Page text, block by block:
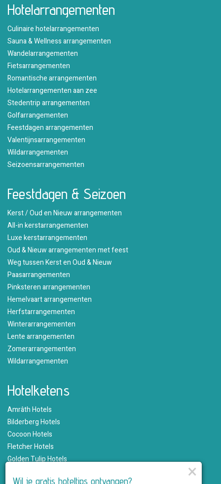
Hotelarrangementen
Culinaire hotelarrangementen
Sauna & Wellness arrangementen
Wandelarrangementen
Fietsarrangementen
Romantische arrangementen
Hotelarrangementen aan zee
Stedentrip arrangementen
Golfarrangementen
Feestdagen arrangementen
Valentijnsarrangementen
Wildarrangementen
Seizoensarrangementen
Feestdagen & Seizoen
Kerst / Oud en Nieuw arrangementen
All-in kerstarrangementen
Luxe kerstarrangementen
Oud & Nieuw arrangementen met feest
Weg tussen Kerst en Oud & Nieuw
Paasarrangementen
Pinksteren arrangementen
Hemelvaart arrangementen
Herfstarrangementen
Winterarrangementen
Lente arrangementen
Zomerarrangementen
Wildarrangementen
Hotelketens
Amrâth Hotels
Bilderberg Hotels
Cocoon Hotels
Fletcher Hotels
Golden Tulip Hotels
×
Wil je gratis hoteltips ontvangen?